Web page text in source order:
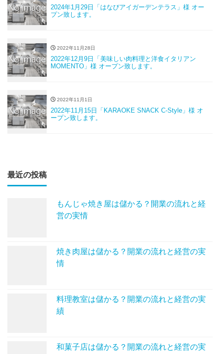
2024年1月29日「はなびアイガーデンテラス」様 オー
プン致します。
2022年11月28日
2022年12月9日「美味しい肉料理と洋食イタリアン
MOMENTO」様 オープン致します。
2022年11月1日
2022年11月15日「KARAOKE SNACK C-Style」様 オ
ープン致します。
最近の投稿
もんじゃ焼き屋は儲かる？開業の流れと経
営の実情
焼き肉屋は儲かる？開業の流れと経営の実
情
料理教室は儲かる？開業の流れと経営の実
績
和菓子店は儲かる？開業の流れと経営の実